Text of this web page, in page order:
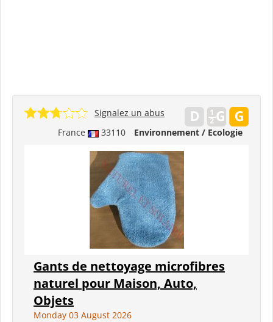
France 33110 Environnement / Ecologie
Signalez un abus
Gants de nettoyage microfibres
naturel pour Maison, Auto,
Objets
Monday 03 August 2026